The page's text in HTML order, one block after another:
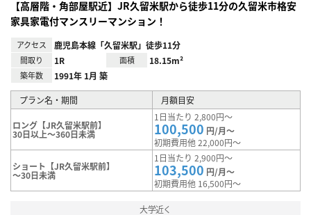
【高層階・角部屋駅近】JR久留米駅から徒歩11分の久留米市格安
家具家電付マンスリーマンション！
アクセス 鹿児島本線「久留米駅」徒歩11分
間取り 1R 面積 18.15m²
築年数 1991年 1月 築
プラン名・期間 月額目安
ロング【JR久留米駅前】
30日以上～360日未満
1日当たり 2,800円～
100,500 円/月～
初期費用他 22,000円～
ショート【JR久留米駅前】
～30日未満
1日当たり 2,900円～
103,500 円/月～
初期費用他 16,500円～
大学近く